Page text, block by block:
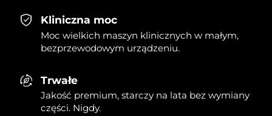
Kliniczna moc
Moc wielkich maszyn klinicznych w małym,
bezprzewodowym urządzeniu.
Trwałe
Jakość premium, starczy na lata bez wymiany
części. Nigdy.